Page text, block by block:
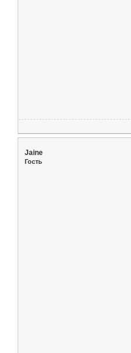
Jaine
Гость